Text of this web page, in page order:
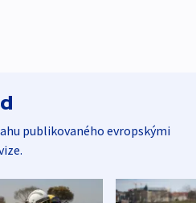
publikovaného evropskými